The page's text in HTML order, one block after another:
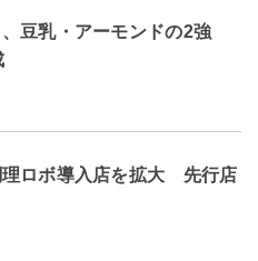
、豆乳・アーモンドの2強
理ロボ導入店を拡大 先行店